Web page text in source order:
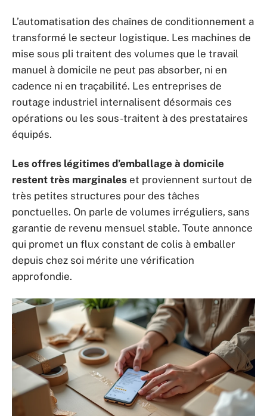
L’automatisation des chaînes de conditionnement a
transformé le secteur logistique. Les machines de
mise sous pli traitent des volumes que le travail
manuel à domicile ne peut pas absorber, ni en
cadence ni en traçabilité. Les entreprises de
routage industriel internalisent désormais ces
opérations ou les sous-traitent à des prestataires
équipés.
Les offres légitimes d’emballage à domicile
restent très marginales et proviennent surtout de
très petites structures pour des tâches
ponctuelles. On parle de volumes irréguliers, sans
garantie de revenu mensuel stable. Toute annonce
qui promet un flux constant de colis à emballer
depuis chez soi mérite une vérification
approfondie.